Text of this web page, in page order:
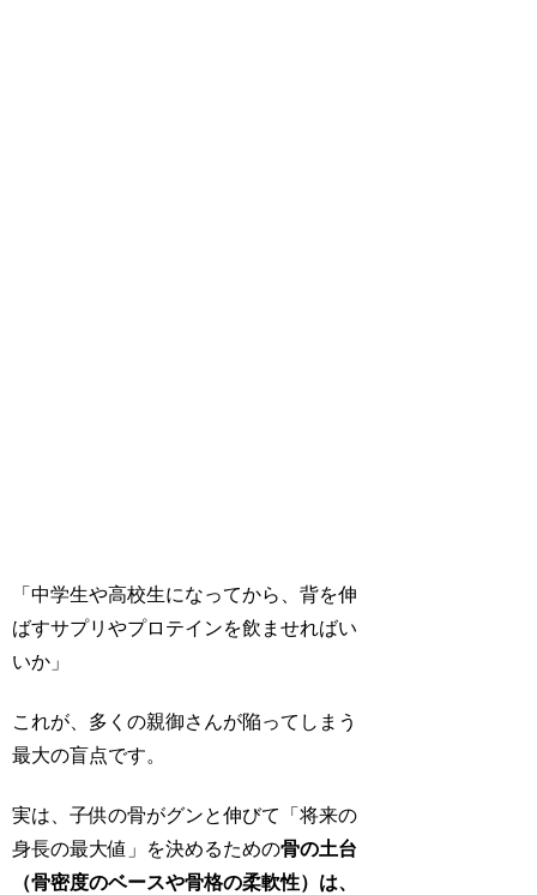
「中学生や高校生になってから、背を伸
ばすサプリやプロテインを飲ませればい
いか」
これが、多くの親御さんが陥ってしまう
最大の盲点です。
実は、子供の骨がグンと伸びて「将来の
身長の最大値」を決めるための骨の土台
（骨密度のベースや骨格の柔軟性）は、